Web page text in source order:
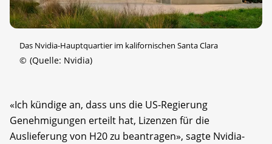
Das Nvidia-Hauptquartier im kalifornischen Santa Clara
© (Quelle: Nvidia)
«Ich kündige an, dass uns die US-Regierung
Genehmigungen erteilt hat, Lizenzen für die
Auslieferung von H20 zu beantragen», sagte Nvidia-